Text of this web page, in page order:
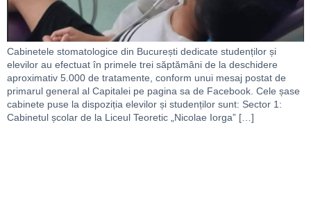
Cabinetele stomatologice din București dedicate studenților și
elevilor au efectuat în primele trei săptămâni de la deschidere
aproximativ 5.000 de tratamente, conform unui mesaj postat de
primarul general al Capitalei pe pagina sa de Facebook. Cele șase
cabinete puse la dispoziția elevilor și studenților sunt: Sector 1:
Cabinetul școlar de la Liceul Teoretic „Nicolae Iorga” […]